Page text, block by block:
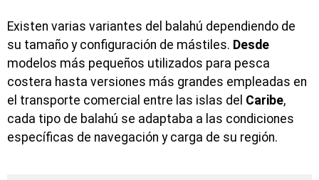
Existen varias variantes del balahú dependiendo de
su tamaño y configuración de mástiles. Desde
modelos más pequeños utilizados para pesca
costera hasta versiones más grandes empleadas en
el transporte comercial entre las islas del Caribe,
cada tipo de balahú se adaptaba a las condiciones
específicas de navegación y carga de su región.